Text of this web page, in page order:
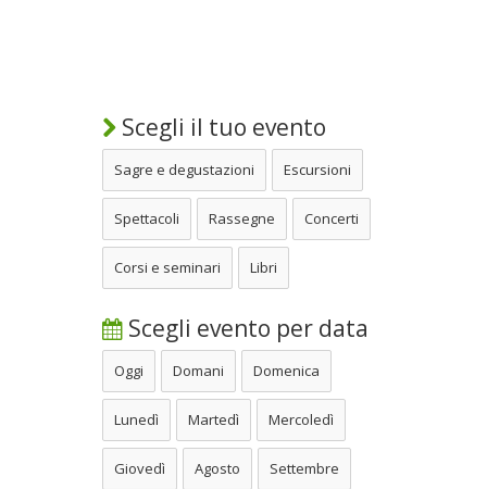
Scegli il tuo evento
Sagre e degustazioni Escursioni
Spettacoli Rassegne Concerti
Corsi e seminari Libri
Scegli evento per data
Oggi Domani Domenica
Lunedì Martedì Mercoledì
Giovedì Agosto Settembre